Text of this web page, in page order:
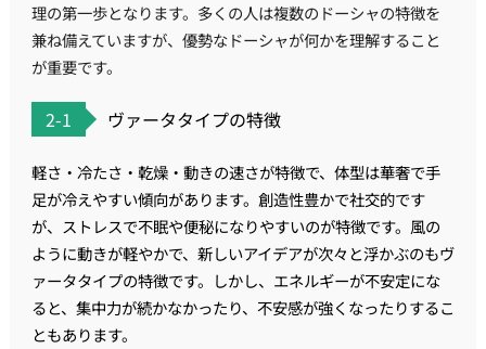
理の第一歩となります。多くの人は複数のドーシャの特徴を
兼ね備えていますが、優勢なドーシャが何かを理解すること
が重要です。
2-1 ヴァータタイプの特徴
軽さ・冷たさ・乾燥・動きの速さが特徴で、体型は華奢で手
足が冷えやすい傾向があります。創造性豊かで社交的です
が、ストレスで不眠や便秘になりやすいのが特徴です。風の
ように動きが軽やかで、新しいアイデアが次々と浮かぶのもヴ
ァータタイプの特徴です。しかし、エネルギーが不安定にな
ると、集中力が続かなかったり、不安感が強くなったりするこ
ともあります。